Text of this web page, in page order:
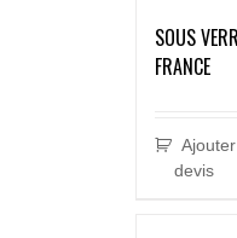
SOUS
FRANCE
devis